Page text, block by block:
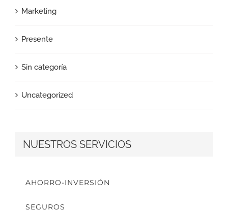
Marketing
Presente
Sin categoría
Uncategorized
NUESTROS SERVICIOS
AHORRO-INVERSIÓN
SEGUROS